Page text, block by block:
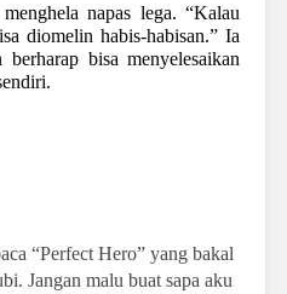
napas lega. “Kalau
diomelin habis-habisan.” Ia
berharap bisa menyelesaikan
“Perfect Hero” yang bakal
Jangan malu buat sapa aku